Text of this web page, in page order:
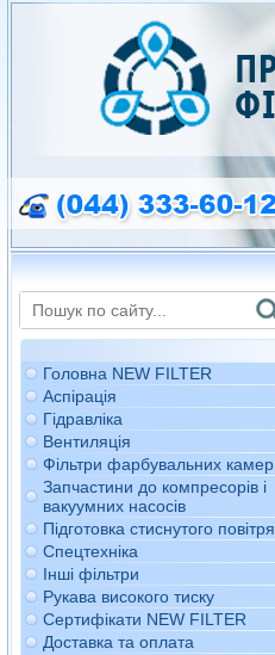
Головна NEW FILTER
Аспірація
Гідравліка
Вентиляція
Фільтри фарбувальних камер
Запчастини до компресорів і
вакуумних насосів
Підготовка стиснутого повітря
Спецтехніка
Інші фільтри
Рукава високого тиску
Сертифікати NEW FILTER
Доставка та оплата